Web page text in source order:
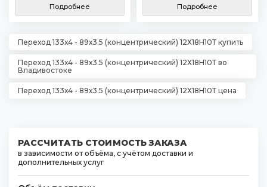
Подробнее Подробнее
Переход 133х4 - 89х3.5 (концентрический) 12Х18Н10Т купить
Переход 133х4 - 89х3.5 (концентрический) 12Х18Н10Т во
Владивостоке
Переход 133х4 - 89х3.5 (концентрический) 12Х18Н10Т цена
РАССЧИТАТЬ СТОИМОСТЬ ЗАКАЗА
в зависимости от объёма, с учётом доставки и
дополнительных услуг